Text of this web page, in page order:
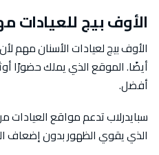
الأوف بيج للعيادات
الأوف بيج لعيادات الأسنان مهم
أيضًا. الموقع الذي يملك حضورًا
أفضل.
سبايدرلاب تدعم مواقع العيادات
الذي يقوي الظهور بدون إضعاف